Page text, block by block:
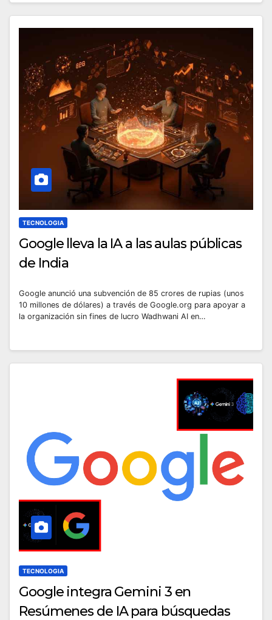
TECNOLOGIA
Google lleva la IA a las aulas públicas
de India
Google anunció una subvención de 85 crores de rupias (unos
10 millones de dólares) a través de Google.org para apoyar a
la organización sin fines de lucro Wadhwani AI en…
TECNOLOGIA
Google integra Gemini 3 en
Resúmenes de IA para búsquedas